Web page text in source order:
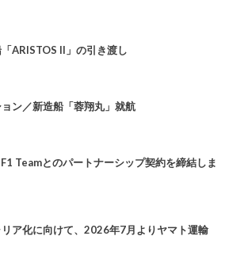
ARISTOS II」の引き渡し
ン／新造船「蓉翔丸」就航
Teamとのパートナーシップ契約を締結しま
リア化に向けて、2026年7月よりヤマト運輸